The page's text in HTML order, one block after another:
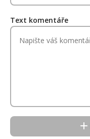
Text komentáře